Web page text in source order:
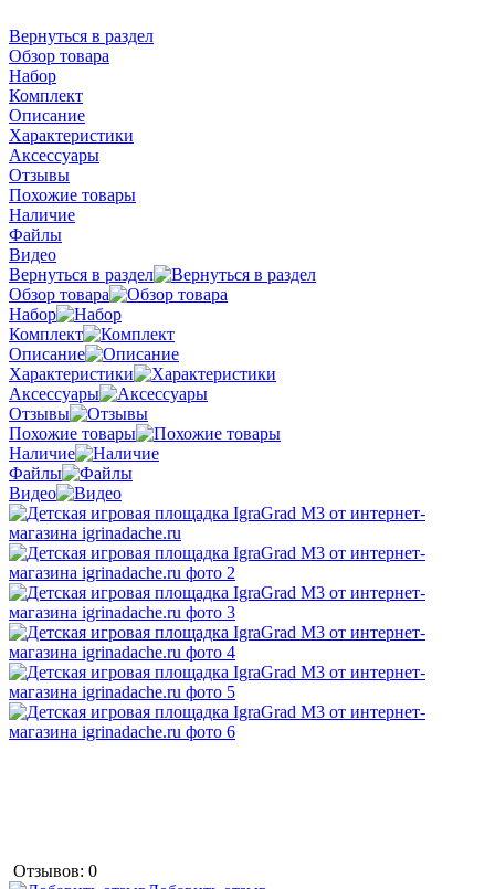
Вернуться в раздел
Обзор товара
Набор
Комплект
Описание
Характеристики
Аксессуары
Отзывы
Похожие товары
Наличие
Файлы
Видео
Вернуться в раздел
Обзор товара
Набор
Комплект
Описание
Характеристики
Аксессуары
Отзывы
Похожие товары
Наличие
Файлы
Видео
Отзывов: 0